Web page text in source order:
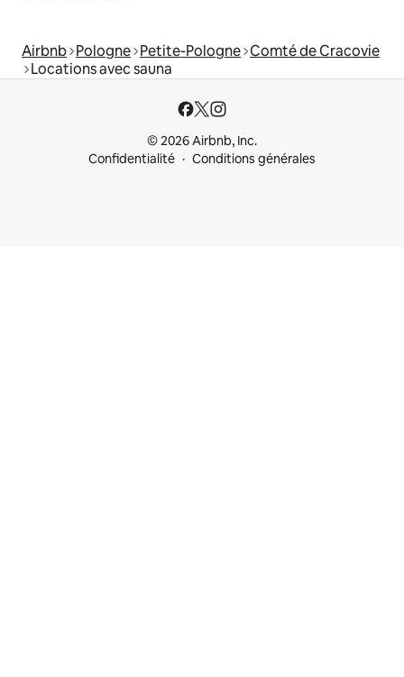
Airbnb Pologne Petite-Pologne Comté de Cracovie
Locations avec sauna
© 2026 Airbnb, Inc.
Confidentialité
Conditions générales